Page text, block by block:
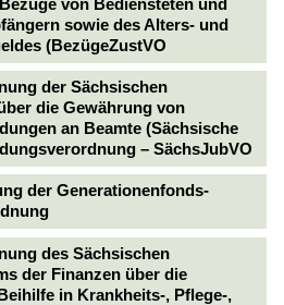
von Bediensteten und
sowie des Alters- und
(BezügeZustVO
der Sächsischen
die Gewährung von
an Beamte (Sächsische
– SächsJubVO
der Generationenfonds-
des Sächsischen
der Finanzen über die
in Krankheits-, Pflege-,